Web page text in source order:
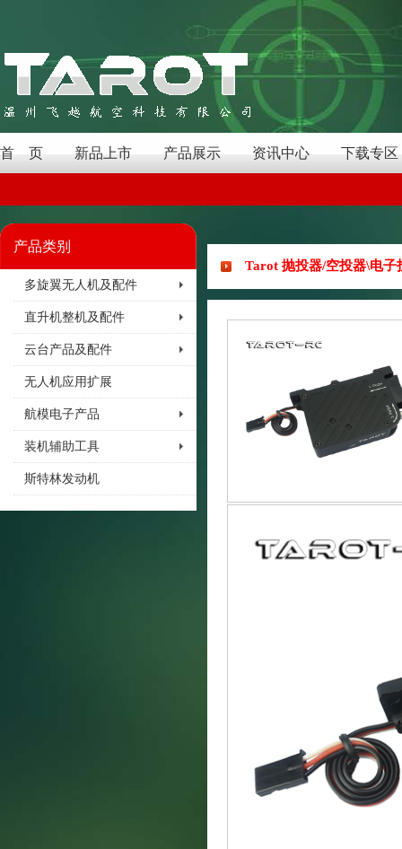
首 页 新品上市 产品展示 资讯中心 下载专区
产品类别
多旋翼无人机及配件
直升机整机及配件
云台产品及配件
无人机应用扩展
航模电子产品
装机辅助工具
斯特林发动机
Tarot 抛投器/空投器\电